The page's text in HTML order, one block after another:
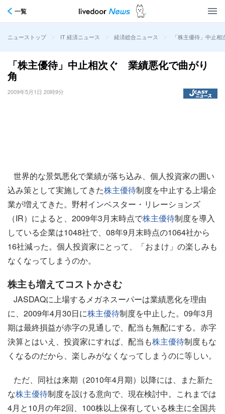
一覧
ニューストップ > IT 経済ニュース > 経済総合ニュース > 「株主優待」中止
「株主優待」中止相次ぐ 業績悪化で曲がり
角
2009年5月1日 20時9分
世界的な景気悪化で業績が落ち込み、個人投資家の囲い
込み策として実施してきた株主優待制度を中止する上場企
業が増えてきた。野村インベスター・リレーションズ
（IR）によると、2009年3月末時点で株主優待制度を導入
している企業は1048社で、08年9月末時点の1064社から
16社減った。個人投資家にとって、「おまけ」の楽しみも
なくなってしまうのか。
株主も増えてコストかさむ
JASDAQに上場するメガネスーパーは業績悪化を理由
に、2009年4月30日に株主優待制度を中止した。09年3月
期は最終損益が赤字の見通しで、配当も無配にする。赤字
決算とはいえ、投資家にすれば、配当も株主優待制度もな
くなるのだから、楽しみがなくなってしまうのに等しい。
ただ、同社は来期（2010年4月期）以降には、また新た
な株主優待制度を設ける意向で、現在検討中。これまでは
4月と10月の年2回、100株以上保有している株主に全国共